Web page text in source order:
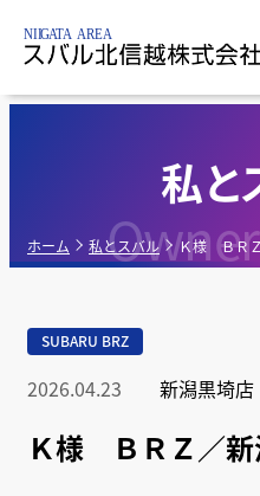
私と
ホーム 私とスバル Ｋ様 ＢＲ
SUBARU BRZ
2026.04.23 新潟黒埼店
Ｋ様 ＢＲＺ／新